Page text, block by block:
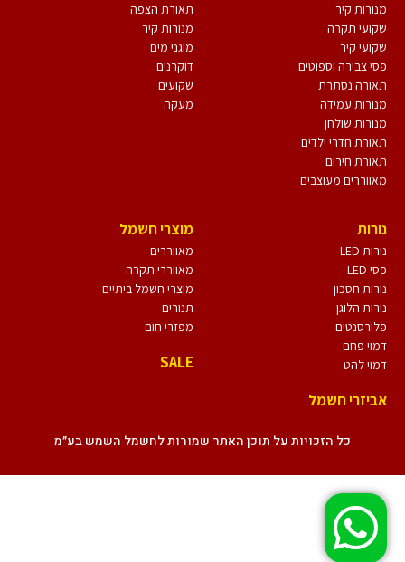
מנורות קיר
שקועי תקרה
שקועי קיר
פסי צבירה וספוטים
תאורה נסתרת
מנורות עמידה
מנורות שולחן
תאורת חדרי ילדים
תאורת חירום
מאווררים מעוצבים
תאורת הצפה
מנורות קיר
מוגני מים
דוקרנים
שקועים
מעקה
נורות
נורות LED
פסי LED
נורות חסכון
נורות הלוגן
פלורסנטים
דמוי פחם
דמוי להט
אביזרי חשמל
מוצרי חשמל
מאווררים
מאווררי תקרה
מוצרי חשמל ביתיים
תנורים
מפזרי חום
SALE
כל הזכויות על תוכן האתר שמורות לחשמל השמש בע״מ